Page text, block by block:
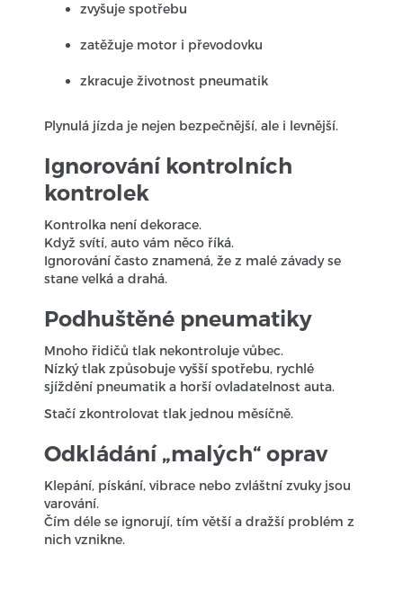
zvyšuje spotřebu
zatěžuje motor i převodovku
zkracuje životnost pneumatik
Plynulá jízda je nejen bezpečnější, ale i levnější.
Ignorování kontrolních
kontrolek
Kontrolka není dekorace.
Když svítí, auto vám něco říká.
Ignorování často znamená, že z malé závady se
stane velká a drahá.
Podhuštěné pneumatiky
Mnoho řidičů tlak nekontroluje vůbec.
Nízký tlak způsobuje vyšší spotřebu, rychlé
sjíždění pneumatik a horší ovladatelnost auta.
Stačí zkontrolovat tlak jednou měsíčně.
Odkládání „malých“ oprav
Klepání, pískání, vibrace nebo zvláštní zvuky jsou
varování.
Čím déle se ignorují, tím větší a dražší problém z
nich vznikne.